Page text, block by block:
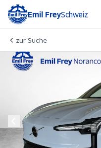
Emil FreySchweiz
zur Suche